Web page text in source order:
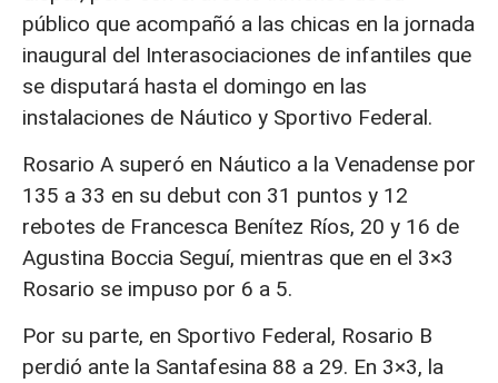
público que acompañó a las chicas en la jornada
inaugural del Interasociaciones de infantiles que
se disputará hasta el domingo en las
instalaciones de Náutico y Sportivo Federal.
Rosario A superó en Náutico a la Venadense por
135 a 33 en su debut con 31 puntos y 12
rebotes de Francesca Benítez Ríos, 20 y 16 de
Agustina Boccia Seguí, mientras que en el 3×3
Rosario se impuso por 6 a 5.
Por su parte, en Sportivo Federal, Rosario B
perdió ante la Santafesina 88 a 29. En 3×3, la